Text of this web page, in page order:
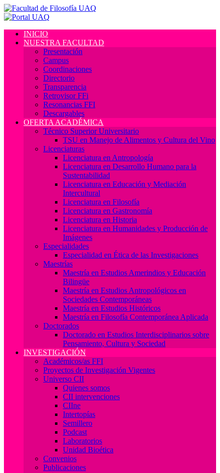
INICIO
NUESTRA FACULTAD
Presentación
Campus
Coordinaciones
Directorio
Transparencia
Retrovisor FFi
Resonancias FFI
Descargables
OFERTA ACADÉMICA
Técnico Superior Universitario
TSU en Manejo de Alimentos y Cultura del Vino
Licenciaturas
Licenciatura en Antropología
Licenciatura en Desarrollo Humano para la
Sustentabilidad
Licenciatura en Educación y Mediación
Intercultural
Licenciatura en Filosofía
Licenciatura en Gastronomía
Licenciatura en Historia
Licenciatura en Humanidades y Producción de
Imágenes
Especialidades
Especialidad en Ética de las Investigaciones
Maestrías
Maestría en Estudios Amerindios y Educación
Bilingüe
Maestría en Estudios Antropológicos en
Sociedades Contemporáneas
Maestría en Estudios Históricos
Maestría en Filosofía Contemporánea Aplicada
Doctorados
Doctorado en Estudios Interdisciplinarios sobre
Pensamiento, Cultura y Sociedad
INVESTIGACIÓN
Académicos/as FFI
Proyectos de Investigación Vigentes
Universo CII
Quienes somos
CII intervenciones
CIIne
Intertopías
Semillero
Podcast
Laboratorios
Unidad Bioética
Convenios
Publicaciones